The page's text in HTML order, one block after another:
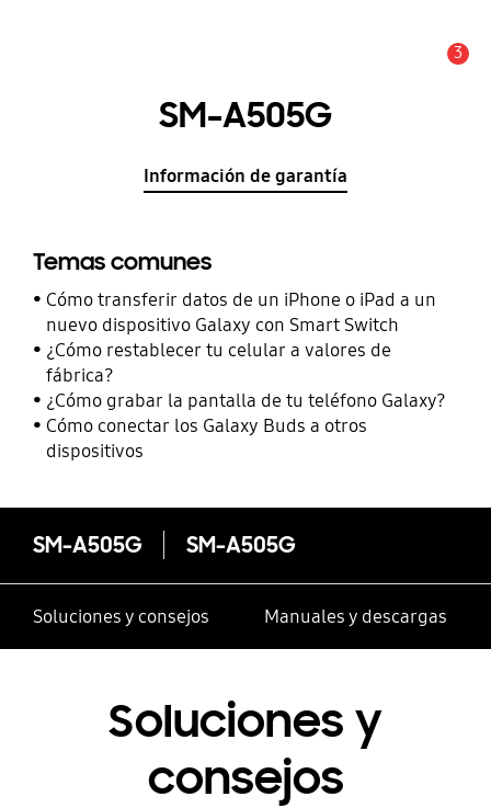
3
SM-A505G
Información de garantía
Temas comunes
Cómo transferir datos de un iPhone o iPad a un
nuevo dispositivo Galaxy con Smart Switch
¿Cómo restablecer tu celular a valores de
fábrica?
¿Cómo grabar la pantalla de tu teléfono Galaxy?
Cómo conectar los Galaxy Buds a otros
dispositivos
SM-A505G SM-A505G
Soluciones y consejos Manuales y descargas
Soluciones y
consejos